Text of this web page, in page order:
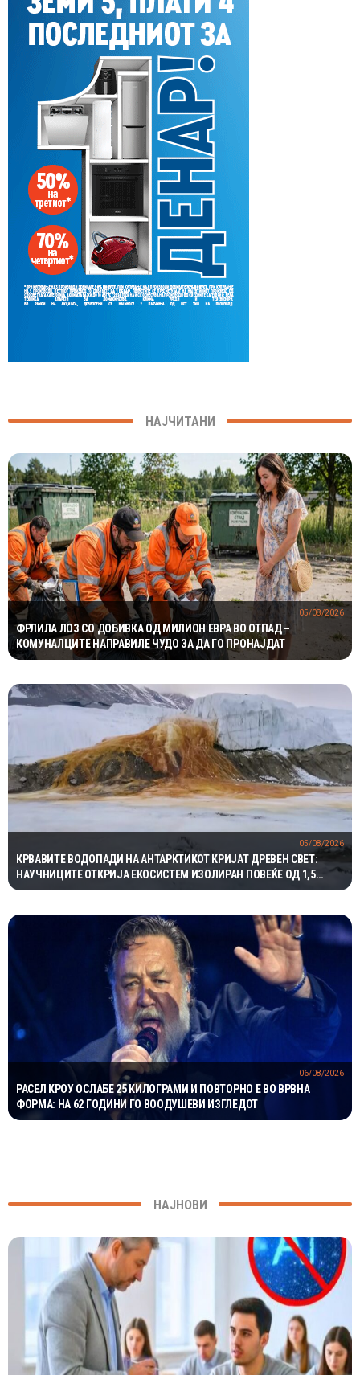
НАЈЧИТАНИ
ФРЛИЛА ЛОЗ СО ДОБИВКА ОД МИЛИОН ЕВРА ВО ОТПАД –
КОМУНАЛЦИТЕ НАПРАВИЛЕ ЧУДО ЗА ДА ГО ПРОНАЈДАТ
05/08/2026
КРВАВИТЕ ВОДОПАДИ НА АНТАРКТИКОТ КРИЈАТ ДРЕВЕН СВЕТ:
НАУЧНИЦИТЕ ОТКРИЈА ЕКОСИСТЕМ ИЗОЛИРАН ПОВЕЌЕ ОД 1,5
МИЛИОНИ ГОДИНИ
05/08/2026
РАСЕЛ КРОУ ОСЛАБЕ 25 КИЛОГРАМИ И ПОВТОРНО Е ВО ВРВНА
ФОРМА: НА 62 ГОДИНИ ГО ВООДУШЕВИ ИЗГЛЕДОТ
06/08/2026
НАЈНОВИ